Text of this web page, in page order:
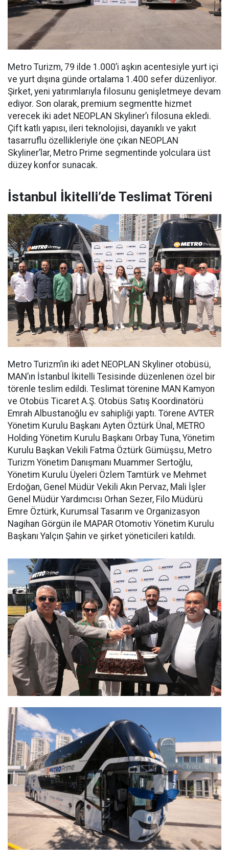
Metro Turizm, 79 ilde 1.000’i aşkın acentesiyle yurt içi
ve yurt dışına günde ortalama 1.400 sefer düzenliyor.
Şirket, yeni yatırımlarıyla filosunu genişletmeye devam
ediyor. Son olarak, premium segmentte hizmet
verecek iki adet NEOPLAN Skyliner’ı filosuna ekledi.
Çift katlı yapısı, ileri teknolojisi, dayanıklı ve yakıt
tasarruflu özellikleriyle öne çıkan NEOPLAN
Skyliner’lar, Metro Prime segmentinde yolculara üst
düzey konfor sunacak.
İstanbul İkitelli’de Teslimat Töreni
Metro Turizm’in iki adet NEOPLAN Skyliner otobüsü,
MAN’ın İstanbul İkitelli Tesisinde düzenlenen özel bir
törenle teslim edildi. Teslimat törenine MAN Kamyon
ve Otobüs Ticaret A.Ş. Otobüs Satış Koordinatörü
Emrah Albustanoğlu ev sahipliği yaptı. Törene AVTER
Yönetim Kurulu Başkanı Ayten Öztürk Ünal, METRO
Holding Yönetim Kurulu Başkanı Orbay Tuna, Yönetim
Kurulu Başkan Vekili Fatma Öztürk Gümüşsu, Metro
Turizm Yönetim Danışmanı Muammer Sertoğlu,
Yönetim Kurulu Üyeleri Özlem Tamtürk ve Mehmet
Erdoğan, Genel Müdür Vekili Akın Pervaz, Mali İşler
Genel Müdür Yardımcısı Orhan Sezer, Filo Müdürü
Emre Öztürk, Kurumsal Tasarım ve Organizasyon
Nagihan Görgün ile MAPAR Otomotiv Yönetim Kurulu
Başkanı Yalçın Şahin ve şirket yöneticileri katıldı.